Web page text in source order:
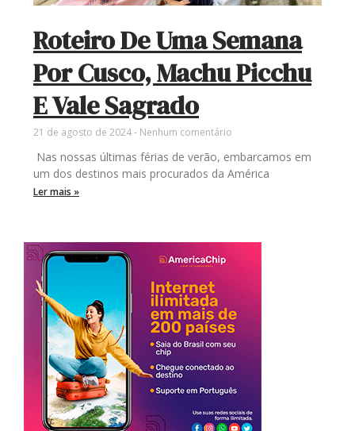
Roteiro De Uma Semana
Por Cusco, Machu Picchu
E Vale Sagrado
21 de agosto de 2024 Nenhum comentário
Nas nossas últimas férias de verão, embarcamos em
um dos destinos mais procurados da América
Ler mais »